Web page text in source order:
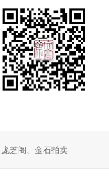
庞芝阁、金石拍卖